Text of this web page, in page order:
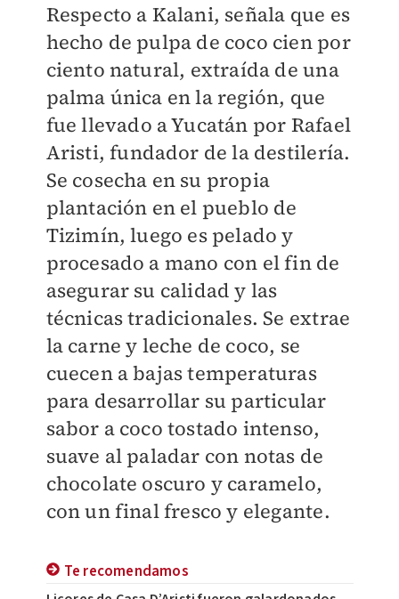
Respecto a Kalani, señala que es
hecho de pulpa de coco cien por
ciento natural, extraída de una
palma única en la región, que
fue llevado a Yucatán por Rafael
Aristi, fundador de la destilería.
Se cosecha en su propia
plantación en el pueblo de
Tizimín, luego es pelado y
procesado a mano con el fin de
asegurar su calidad y las
técnicas tradicionales. Se extrae
la carne y leche de coco, se
cuecen a bajas temperaturas
para desarrollar su particular
sabor a coco tostado intenso,
suave al paladar con notas de
chocolate oscuro y caramelo,
con un final fresco y elegante.
Te recomendamos